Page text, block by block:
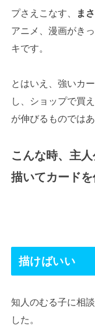
プさえこなす、
ま
アニメ、漫画がき
キです。
とはいえ、強いカ
し、ショップで買
が伸びるものではあ
こんな時、主
描いてカード
描けばいい
知人のむる子に相
した。